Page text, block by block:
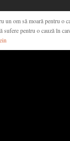
un om să moară pentru o
sufere pentru o cauză în